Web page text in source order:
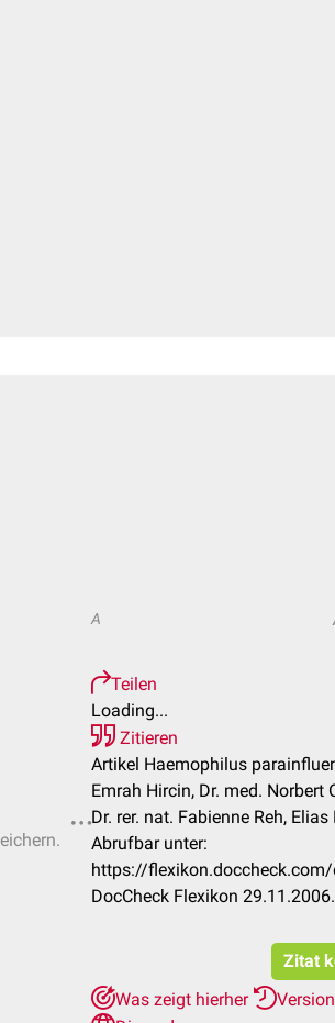
A
Teilen
Loading...
Zitieren
Artikel Haemophilus
Emrah Hircin, Dr. med. Norbert
Dr. rer. nat. Fabienne Reh,
Abrufbar unter:
https://
DocCheck Flexikon
Zitat
Was zeigt hierher